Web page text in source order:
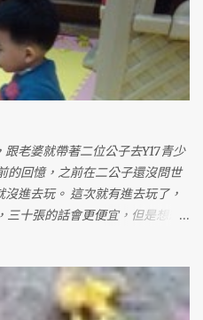
老婆就帶著二位公子去Y17青少
的回憶，之前在二公子還沒問世
進去玩。 這次就有進去玩了，
十張的話會更便宜，但是想想
然後也可以分兩張給姊姊，讓她
蠻大的，有蠻多東西可以玩，有